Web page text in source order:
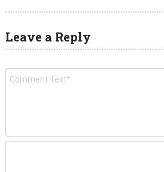
Leave a Reply